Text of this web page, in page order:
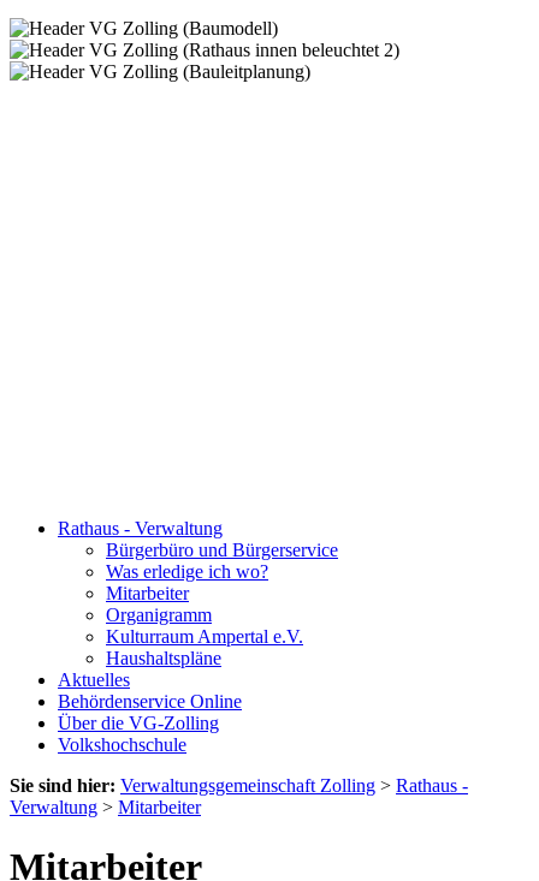
Rathaus - Verwaltung
Bürgerbüro und Bürgerservice
Was erledige ich wo?
Mitarbeiter
Organigramm
Kulturraum Ampertal e.V.
Haushaltspläne
Aktuelles
Behördenservice Online
Über die VG-Zolling
Volkshochschule
Sie sind hier: Verwaltungsgemeinschaft Zolling > Rathaus -
Verwaltung > Mitarbeiter
Mitarbeiter